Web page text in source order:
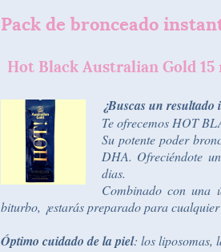
Pack de bronceado
Hot Black Australian Gold
¿Buscas un
Te ofrecemos HOT
Su potente poder
DHA. Ofreciéndote
dias.
Combinado con una
biturbo, ¡estarás preparado para
Óptimo cuidado de la piel: los liposomas,